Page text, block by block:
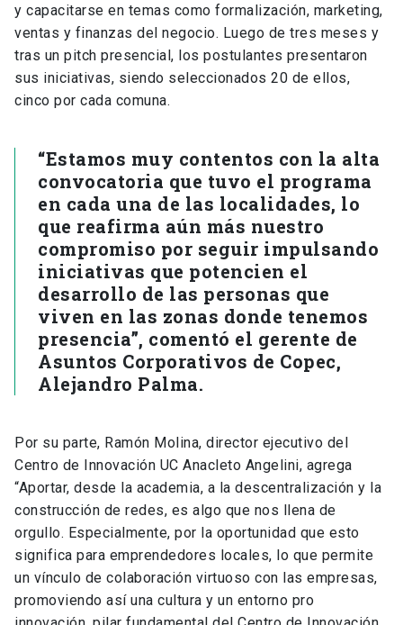
y capacitarse en temas como formalización, marketing,
ventas y finanzas del negocio. Luego de tres meses y
tras un pitch presencial, los postulantes presentaron
sus iniciativas, siendo seleccionados 20 de ellos,
cinco por cada comuna.
“Estamos muy contentos con la alta
convocatoria que tuvo el programa
en cada una de las localidades, lo
que reafirma aún más nuestro
compromiso por seguir impulsando
iniciativas que potencien el
desarrollo de las personas que
viven en las zonas donde tenemos
presencia”, comentó el gerente de
Asuntos Corporativos de Copec,
Alejandro Palma.
Por su parte, Ramón Molina, director ejecutivo del
Centro de Innovación UC Anacleto Angelini, agrega
“Aportar, desde la academia, a la descentralización y la
construcción de redes, es algo que nos llena de
orgullo. Especialmente, por la oportunidad que esto
significa para emprendedores locales, lo que permite
un vínculo de colaboración virtuoso con las empresas,
promoviendo así una cultura y un entorno pro